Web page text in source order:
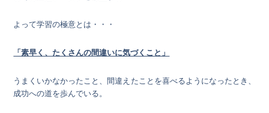
よって学習の極意とは・・・
「素早く、たくさんの間違いに気づくこと」
うまくいかなかったこと、間違えたことを喜べるようになったとき、
成功への道を歩んでいる。